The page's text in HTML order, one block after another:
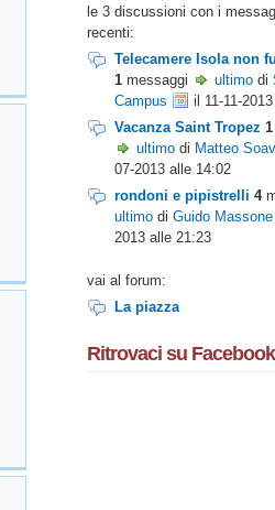
le 3 discussioni con i
recenti:
Telecamere Isola non
1 messaggi ultimo di
Campus
il 11-11-
Vacanza Saint Tropez 1
ultimo di Matteo
07-2013 alle 14:02
rondoni e pipistrelli 4
ultimo di Guido Massone
2013 alle 21:23
vai al forum:
La piazza
Ritrovaci su Facebook